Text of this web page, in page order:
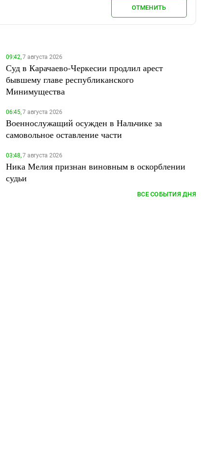
ОТМЕНИТЬ
09:42,7 августа 2026
Суд в Карачаево-Черкесии продлил арест
бывшему главе республиканского
Минимущества
06:45,7 августа 2026
Военнослужащий осужден в Нальчике за
самовольное оставление части
03:48,7 августа 2026
Ника Мелия признан виновным в оскорблении
судьи
ВСЕ СОБЫТИЯ ДНЯ